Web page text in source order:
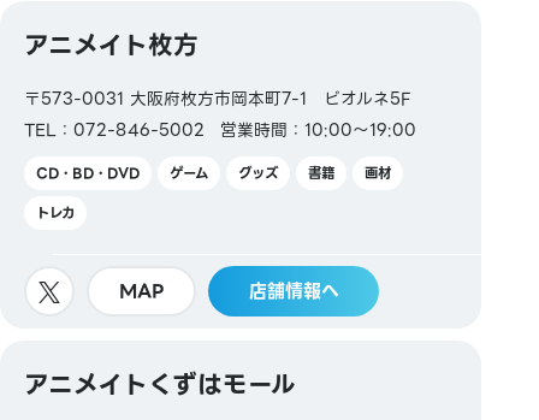
Kitaca／Suica／PASMO／TOICA／manaca／
【ギフトカード・商品券】
JCBギフトカード
【図書券・図書カードNEXT】
アニメイト枚方
〒573-0031 大阪府枚方市岡本町7-1 ビオルネ5F
TEL：072-846-5002
営業時間：10:00～19:00
CD・BD・DVD ゲーム グッズ 書籍
画材
トレカ
MAP 店舗情報へ
アニメイトくずはモール